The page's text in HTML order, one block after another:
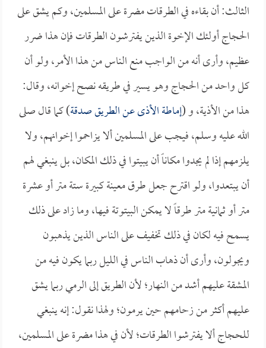
الثالث: أن بقاءه في الطرقات مضرة على المسلمين، وكم يشق على
الحجاج أولئك الإخوة الذين يفترشون الطرقات فإن هذا ضرر
عظيم، وأرى أنه من الواجب منع الناس من هذا الأمر، ولو أن
كل واحد من الحجاج وهو يسير في طريقه نصح إخوانه، وقال:
هذا من الأذية، و (إماطة الأذى عن الطريق صدقة) كما قال صلى
الله عليه وسلم، فيجب على المسلمين ألا يزاحموا إخوانهم، ولا
يلزمهم إذا لم يجدوا مكاناً أن يبيتوا في ذلك المكان، بل ينبغي لهم
أن يبتعدوا، ولو اقترح جعل طرق معينة كبيرة ستة متر أو عشرة
متر أو ثمانية متر طرقاً لا يمكن البيتوتة فيها، وما زاد على ذلك
يسمح فيه لكان في ذلك تخفيف على الناس الذين يذهبون
ويجولون، وأرى أن ذهاب الناس في الليل ربما يكون فيه من
المشقة عليهم أشد من النهار؛ لأن الطريق إلى الرمي ربما يشق
عليهم أكثر من زحامهم حين يرمون؛ ولهذا نقول: إنه ينبغي
للحجاج ألا يفترشوا الطرقات؛ لأن في هذا مضرة على المسلمين،